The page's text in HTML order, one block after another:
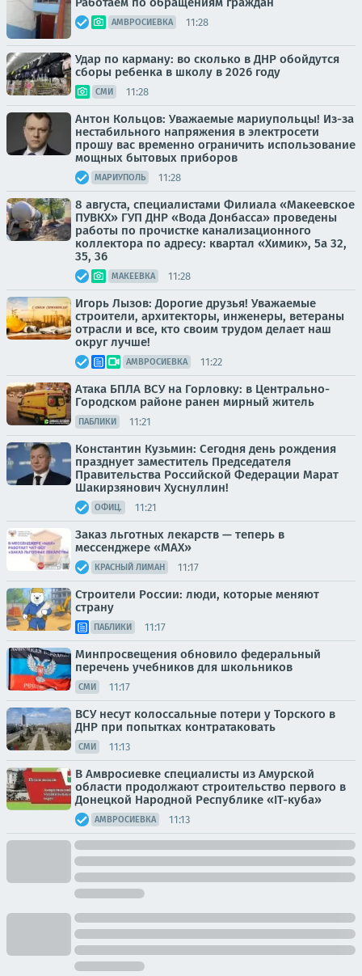
АМВРОСИЕВКА 11:28
Удар по карману: во сколько в ДНР обойдутся
сборы ребенка в школу в 2026 году
СМИ 11:28
Антон Кольцов: Уважаемые мариупольцы! Из-за
нестабильного напряжения в электросети
прошу вас временно ограничить использование
мощных бытовых приборов
МАРИУПОЛЬ 11:28
8 августа, специалистами Филиала «Макеевское
ПУВКХ» ГУП ДНР «Вода Донбасса» проведены
работы по прочистке канализационного
коллектора по адресу: квартал «Химик», 5а 32,
35, 36
МАКЕЕВКА 11:28
Игорь Лызов: Дорогие друзья! Уважаемые
строители, архитекторы, инженеры, ветераны
отрасли и все, кто своим трудом делает наш
округ лучше!
АМВРОСИЕВКА 11:22
Атака БПЛА ВСУ на Горловку: в Центрально-
Городском районе ранен мирный житель
ПАБЛИКИ 11:21
Константин Кузьмин: Сегодня день рождения
празднует заместитель Председателя
Правительства Российской Федерации Марат
Шакирзянович Хуснуллин!
ОФИЦ. 11:21
Заказ льготных лекарств — теперь в
мессенджере «МАХ»
КРАСНЫЙ ЛИМАН 11:17
Строители России: люди, которые меняют
страну
ПАБЛИКИ 11:17
Минпросвещения обновило федеральный
перечень учебников для школьников
СМИ 11:17
ВСУ несут колоссальные потери у Торского в
ДНР при попытках контратаковать
СМИ 11:13
В Амвросиевке специалисты из Амурской
области продолжают строительство первого в
Донецкой Народной Республике «IT-куба»
АМВРОСИЕВКА 11:13